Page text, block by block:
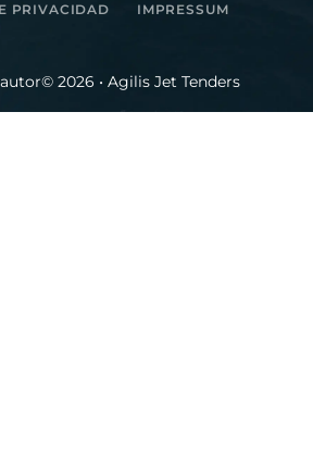
PRIVACIDAD IMPRESSUM
2026 • Agilis Jet Tenders